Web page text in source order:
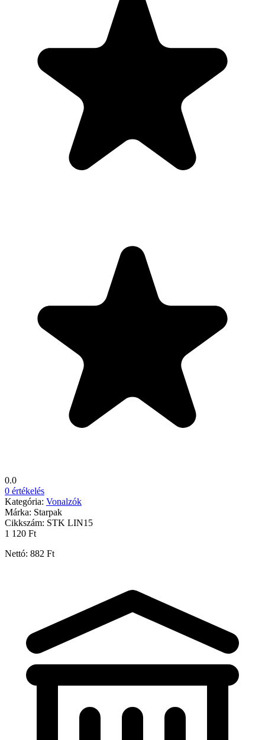
0.0
0 értékelés
Kategória: Vonalzók
Márka: Starpak
Cikkszám: STK LIN15
1 120 Ft
Nettó: 882 Ft